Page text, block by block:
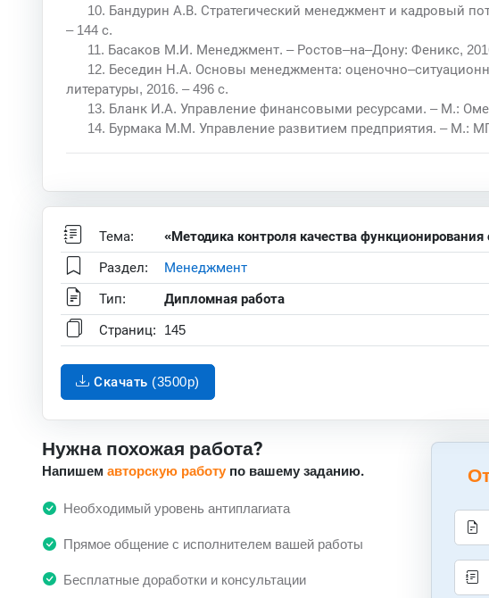
10. Бандурин А.В. Стратегический менеджмент и кадровый
– 144 с.
11. Басаков М.И. Менеджмент. – Ростов–на–Дону: Феникс,
12. Беседин Н.А. Основы менеджмента:
литературы, 2016. – 496 с.
13. Бланк И.А. Управление финансовыми ресурсами. – М.:
14. Бурмака М.М. Управление развитием предприятия. – М.:
Тема: «Методика контроля качества
Раздел: Менеджмент
Тип: Дипломная работа
Страниц: 145
Скачать (3500p)
Нужна похожая работа?
Напишем авторскую работу по вашему заданию.
Необходимый уровень антиплагиата
Прямое общение с исполнителем вашей работы
Бесплатные доработки и консультации